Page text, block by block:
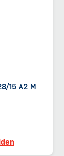
15 A2 M